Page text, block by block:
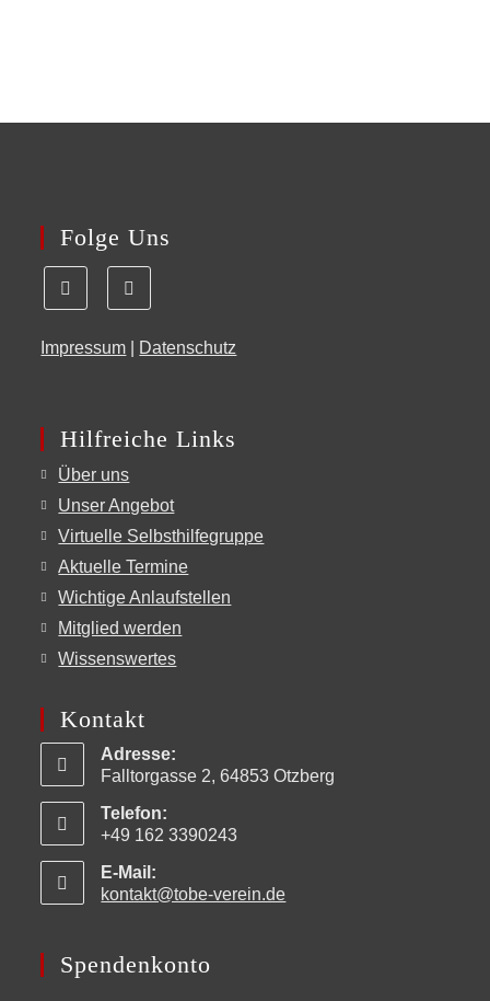
Folge Uns
Impressum Datenschutz
Hilfreiche Links
Über uns
Unser Angebot
Virtuelle Selbsthilfegruppe
Aktuelle Termine
Wichtige Anlaufstellen
Mitglied werden
Wissenswertes
Kontakt
Adresse:
Falltorgasse 2, 64853 Otzberg
Telefon:
+49 162 3390243
E-Mail:
kontakt@tobe-verein.de
Spendenkonto